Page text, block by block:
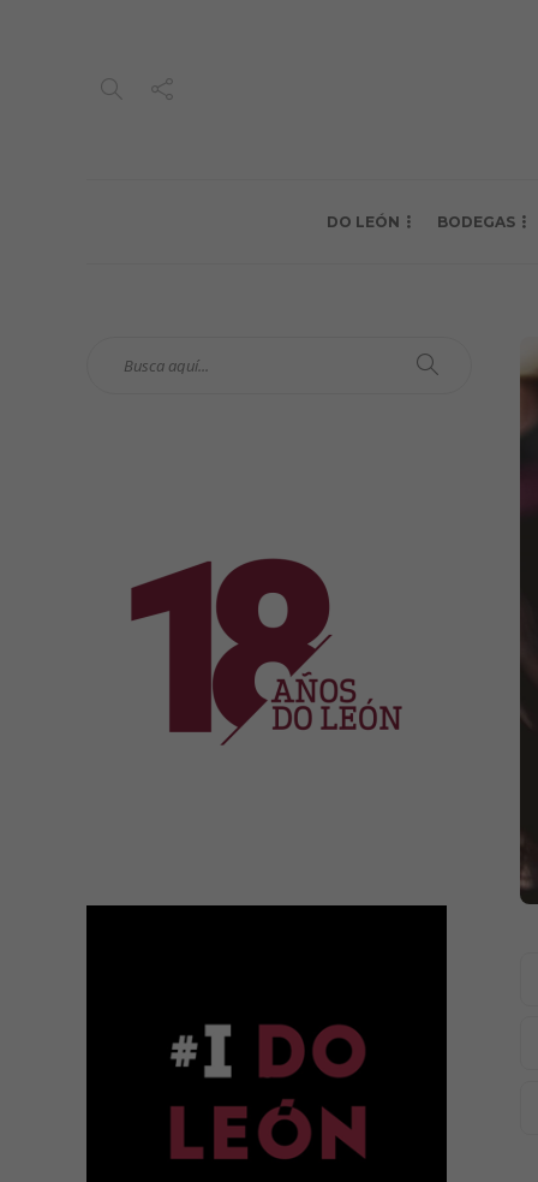
DO LEÓN BODEGAS